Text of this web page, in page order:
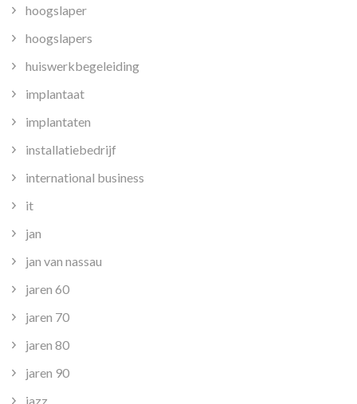
hoogslaper
hoogslapers
huiswerkbegeleiding
implantaat
implantaten
installatiebedrijf
international business
it
jan
jan van nassau
jaren 60
jaren 70
jaren 80
jaren 90
jazz